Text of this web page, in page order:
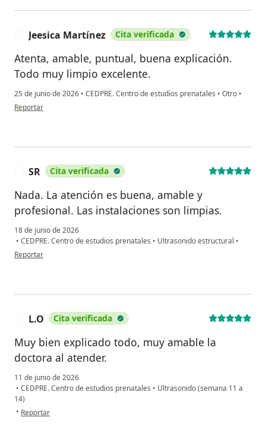
Jeesica Martínez Cita verificada
Atenta, amable, puntual, buena explicación.
Todo muy limpio excelente.
25 de junio de 2026 • CEDPRE. Centro de estudios prenatales • Otro •
en opinión del usuario Jeesica Martínez
Reportar
SR Cita verificada
Nada. La atención es buena, amable y
profesional. Las instalaciones son limpias.
18 de junio de 2026
• CEDPRE. Centro de estudios prenatales • Ultrasonido estructural •
en opinión del usuario SR
Reportar
L.O Cita verificada
Muy bien explicado todo, muy amable la
doctora al atender.
11 de junio de 2026
• CEDPRE. Centro de estudios prenatales • Ultrasonido (semana 11 a
14)
• en opinión del usuario L.O
Reportar